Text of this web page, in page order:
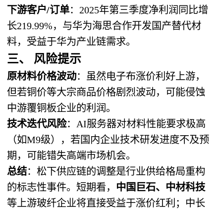
下游客户/订单：2025年第三季度净利润同比增
长219.99%，与华为海思合作开发国产替代材
料，受益于华为产业链需求。
三、 风险提示
原材料价格波动：虽然电子布涨价利好上游，
但若铜价等大宗商品价格剧烈波动，可能侵蚀
中游覆铜板企业的利润。
技术迭代风险：AI服务器对材料性能要求极高
（如M9级），若国内企业技术研发进度不及预
期，可能错失高端市场机会。
总结：松下供应链的调整是行业供给格局重构
的标志性事件。短期看， 中国巨石、中材科技
等上游玻纤企业将直接受益于涨价红利；中长